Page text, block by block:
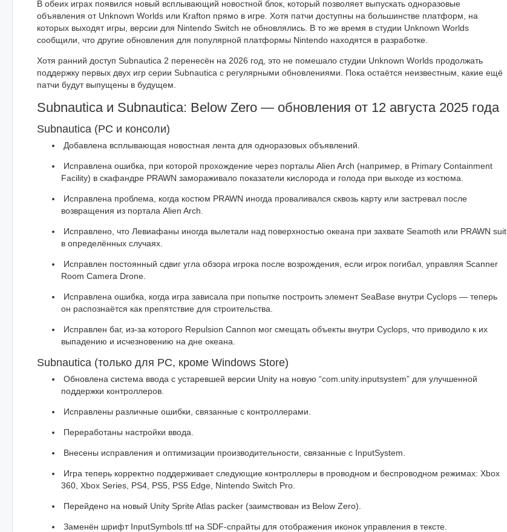
В обеих играх появился новый всплывающий новостной блок, который позволяет выпускать одноразовые
объявления от Unknown Worlds или Krafton прямо в игре. Хотя патчи доступны на большинстве платформ, на
которых выходят игры, версии для Nintendo Switch не обновлялись. В то же время в студии Unknown Worlds
сообщили, что другие обновления для популярной платформы Nintendo находятся в разработке.
Хотя ранний доступ Subnautica 2 перенесён на 2026 год, это не помешало студии Unknown Worlds продолжать
поддержку первых двух игр серии Subnautica с регулярными обновлениями. Пока остаётся неизвестным, какие ещё
патчи будут выпущены в будущем.
Subnautica и Subnautica: Below Zero — обновления от 12 августа 2025 года
Subnautica (PC и консоли)
Добавлена всплывающая новостная лента для одноразовых объявлений.
Исправлена ошибка, при которой прохождение через порталы Alien Arch (например, в Primary Containment
Facility) в скафандре PRAWN замораживало показатели кислорода и голода при выходе из костюма.
Исправлена проблема, когда костюм PRAWN иногда проваливался сквозь карту или застревал после
возвращения из портала Alien Arch.
Исправлено, что Левиафаны иногда вылетали над поверхностью океана при захвате Seamoth или PRAWN suit
в определённых случаях.
Исправлен постоянный сдвиг угла обзора игрока после возрождения, если игрок погибал, управляя Scanner
Room Camera Drone.
Исправлена ошибка, когда игра зависала при попытке построить элемент SeaBase внутри Cyclops — теперь
он распознаётся как препятствие для строительства.
Исправлен баг, из-за которого Repulsion Cannon мог смещать объекты внутри Cyclops, что приводило к их
выпадению и исчезновению на дне океана.
Subnautica (только для PC, кроме Windows Store)
Обновлена система ввода с устаревшей версии Unity на новую “com.unity.inputsystem” для улучшенной
поддержки контроллеров.
Исправлены различные ошибки, связанные с контроллерами.
Переработаны настройки ввода.
Внесены исправления и оптимизации производительности, связанные с InputSystem.
Игра теперь корректно поддерживает следующие контроллеры в проводном и беспроводном режимах: Xbox
360, Xbox Series, PS4, PS5, PS5 Edge, Nintendo Switch Pro.
Перейдено на новый Unity Sprite Atlas packer (заимствован из Below Zero).
Заменён шрифт InputSymbols.ttf на SDF-спрайты для отображения иконок управления в тексте.